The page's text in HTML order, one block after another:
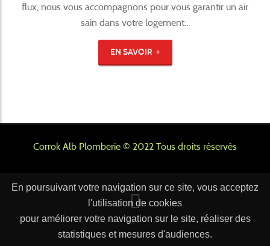
flux, nous vous accompagnons pour vous garantir un air
sain dans votre logement...
EN SAVOIR
Corrok Alb Plomberie © 2022 Tous droits réservés
En poursuivant votre navigation sur ce site, vous acceptez
l'utilisation de cookies
pour améliorer votre navigation sur le site, réaliser des
statistiques et mesures d'audiences.